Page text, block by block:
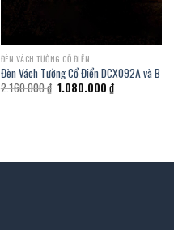
ĐÈN VÁCH TƯỜNG CỔ ĐIỂN
Đèn Vách Tường Cổ Điển DCX092A và B
2.160.000₫ Giá
gốc
1.080.000 ₫Giá
hiện